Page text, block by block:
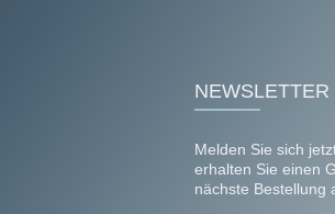
NEWSLETTER
Melden Sie sich
erhalten Sie einen
nächste Bestellung